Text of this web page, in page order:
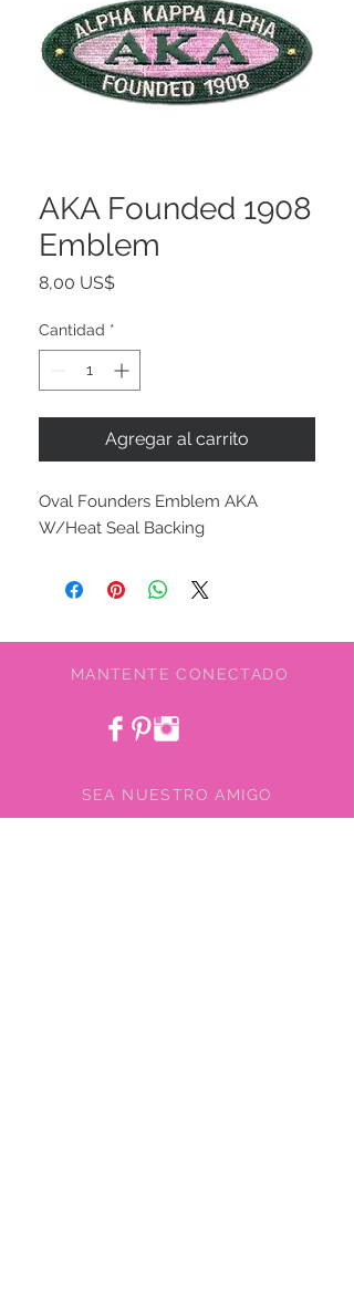
AKA Founded 1908
Emblem
8,00 US$Precio
Cantidad *
Agregar al carrito
Oval Founders Emblem AKA
W/Heat Seal Backing
MANTENTE CONECTADO
SEA NUESTRO AMIGO